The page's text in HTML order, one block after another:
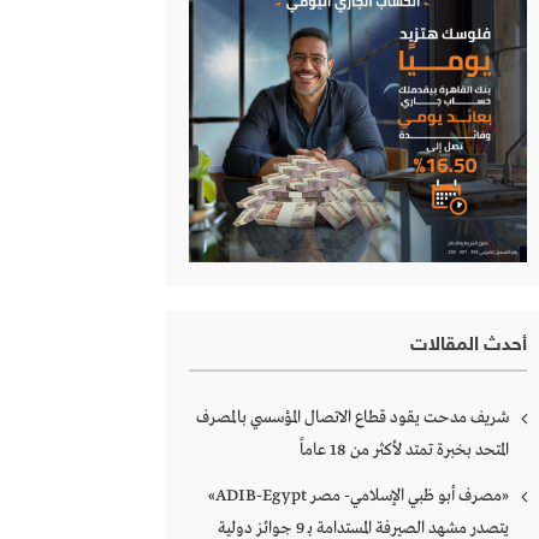
أحدث المقالات
شريف مدحت يقود قطاع الاتصال المؤسسي بالمصرف
المتحد بخبرة تمتد لأكثر من 18 عاماً
«مصرف أبو ظبي الإسلامي- مصر ADIB-Egypt»
يتصدر مشهد الصيرفة المستدامة بـ 9 جوائز دولية